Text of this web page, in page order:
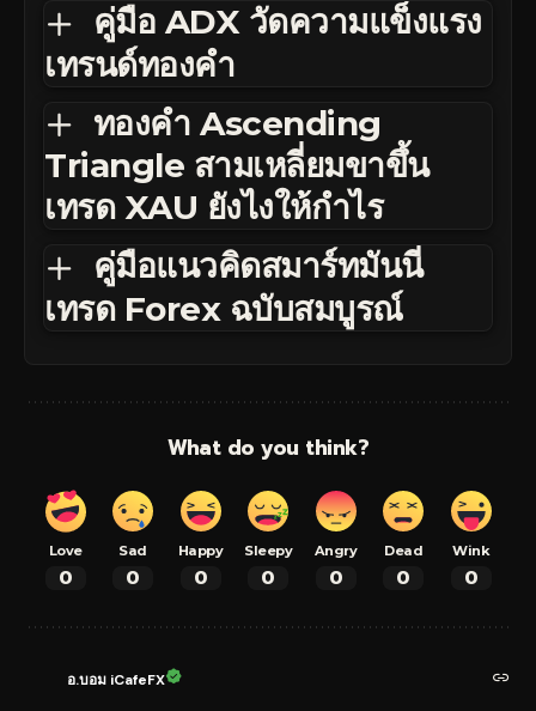
คู่มือ ADX วัดความแข็งแรง
เทรนด์ทองคำ
ทองคำ Ascending
Triangle สามเหลี่ยมขาขึ้น
เทรด XAU ยังไงให้กำไร
คู่มือแนวคิดสมาร์ทมันนี่
เทรด Forex ฉบับสมบูรณ์
What do you think?
Love
0
Sad
0
Happy
0
Sleepy
0
Angry
0
Dead
0
Wink
0
อ.บอม iCafeFX